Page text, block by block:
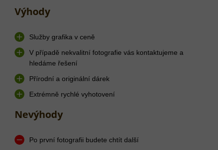
Výhody
Služby grafika v ceně
V případě nekvalitní fotografie vás kontaktujeme a
hledáme řešení
Přírodní a originální dárek
Extrémně rychlé vyhotovení
Nevýhody
Po první fotografii budete chtít další